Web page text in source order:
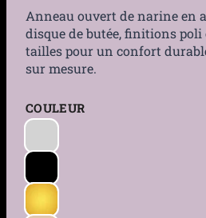
Anneau ouvert de narine en
disque de butée, finitions poli
tailles pour un confort
sur mesure.
COULEUR